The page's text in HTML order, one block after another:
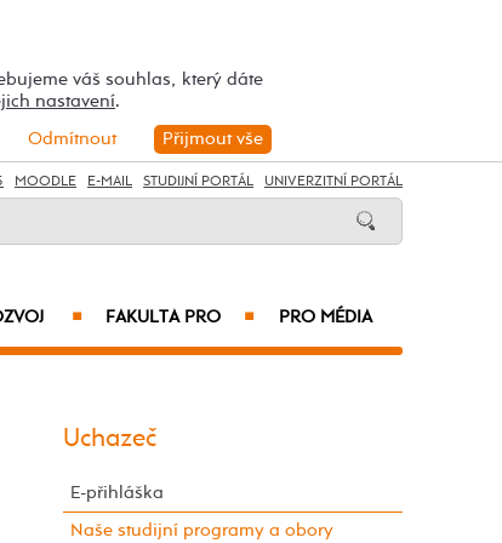
váš souhlas, který dáte
nastavení.
Přijmout vše
Odmítnout
MOODLE E-MAIL STUDIJNÍ PORTÁL UNIVERZITNÍ PORTÁL
■ FAKULTA PRO ■ PRO MÉDIA
Uchazeč
E-přihláška
Naše studijní programy a obory